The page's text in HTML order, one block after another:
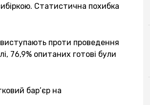
Статистична похибка
проти проведення
76,9% опитаних готові були
бар’єр на